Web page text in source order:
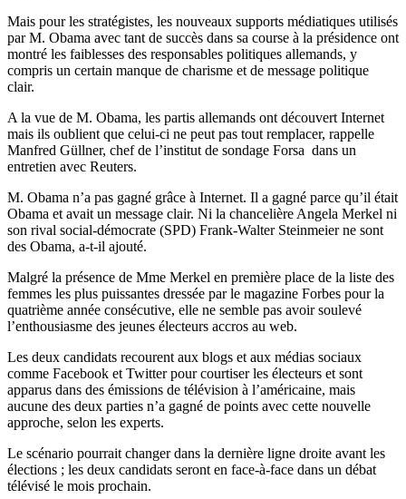
Mais pour les stratégistes, les nouveaux supports médiatiques utilisés
par M. Obama avec tant de succès dans sa course à la présidence ont
montré les faiblesses des responsables politiques allemands, y
compris un certain manque de charisme et de message politique
clair.
A la vue de M. Obama, les partis allemands ont découvert Internet
mais ils oublient que celui-ci ne peut pas tout remplacer, rappelle
Manfred Güllner, chef de l’institut de sondage Forsa dans un
entretien avec Reuters.
M. Obama n’a pas gagné grâce à Internet. Il a gagné parce qu’il était
Obama et avait un message clair. Ni la chancelière Angela Merkel ni
son rival social-démocrate (SPD) Frank-Walter Steinmeier ne sont
des Obama, a-t-il ajouté.
Malgré la présence de Mme Merkel en première place de la liste des
femmes les plus puissantes dressée par le magazine Forbes pour la
quatrième année consécutive, elle ne semble pas avoir soulevé
l’enthousiasme des jeunes électeurs accros au web.
Les deux candidats recourent aux blogs et aux médias sociaux
comme Facebook et Twitter pour courtiser les électeurs et sont
apparus dans des émissions de télévision à l’américaine, mais
aucune des deux parties n’a gagné de points avec cette nouvelle
approche, selon les experts.
Le scénario pourrait changer dans la dernière ligne droite avant les
élections ; les deux candidats seront en face-à-face dans un débat
télévisé le mois prochain.